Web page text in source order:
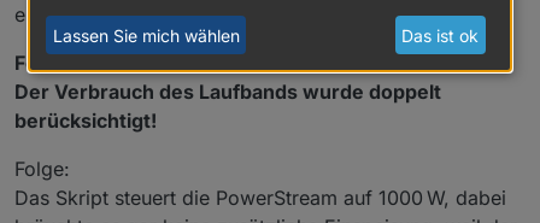
eingespeist) + Smartplug (700 W) → Summe 1000 W.
Fehler:
Der Verbrauch des Laufbands wurde doppelt
berücksichtigt!
Folge:
Das Skript steuert die PowerStream auf 1000 W, dabei
Lassen Sie mich wählen Das ist ok